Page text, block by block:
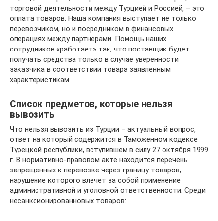
торговой деятельности между Турцией и Россией, – это
оплата товаров. Наша компания выступает не только
перевозчиком, но и посредником в финансовых
операциях между партнерами. Помощь наших
сотрудников «работает» так, что поставщик будет
получать средства только в случае уверенности
заказчика в соответствии товара заявленным
характеристикам.
Список предметов, которые нельзя
вывозить
Что нельзя вывозить из Турции – актуальный вопрос,
ответ на который содержится в Таможенном кодексе
Турецкой республики, вступившем в силу 27 октября 1999
г. В нормативно-правовом акте находится перечень
запрещенных к перевозке через границу товаров,
нарушение которого влечет за собой применение
административной и уголовной ответственности. Среди
несанксионированновых товаров: